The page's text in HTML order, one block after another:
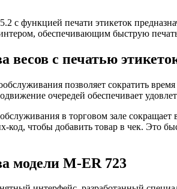
с функцией печати этикеток
обеспечивающим быструю
весов с печатью
позволяет сократить
очередей обеспечивает
в торговом зале
код, чтобы добавить товар в чек. Это
модели M-ER 723